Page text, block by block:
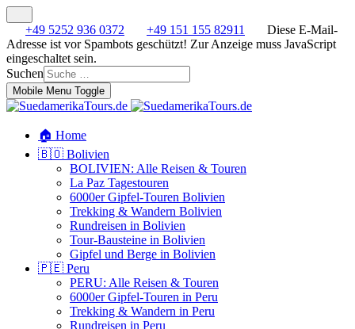
+49 5252 936 0372 +49 151 155 82911
Diese E-Mail-
Adresse ist vor Spambots geschützt! Zur Anzeige muss JavaScript
eingeschaltet sein.
Suchen
Mobile Menu Toggle
🏠 Home
🇧🇴 Bolivien
BOLIVIEN: Alle Reisen & Touren
La Paz Tagestouren
6000er Gipfel-Touren Bolivien
Trekking & Wandern Bolivien
Rundreisen in Bolivien
Tour-Bausteine in Bolivien
Gipfel und Berge in Bolivien
🇵🇪 Peru
PERU: Alle Reisen & Touren
6000er Gipfel-Touren in Peru
Trekking & Wandern in Peru
Rundreisen in Peru